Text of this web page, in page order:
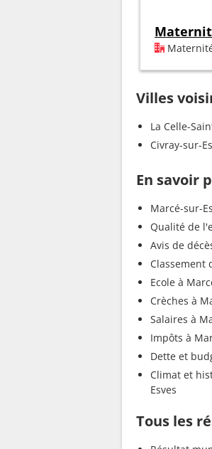
Villes
La Celle-
Civray-sur-
En savoir
Marcé-sur-
Qualité de
Avis de
Classement
Ecole à
Crèches à
Salaires à
Impôts à
Dette et
Climat et
Esves
Tous les